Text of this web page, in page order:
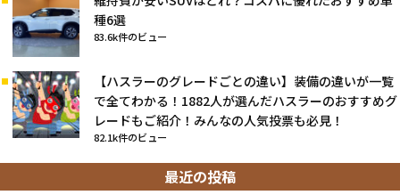
種6選
83.6k件のビュー
【ハスラーのグレードごとの違い】装備の違いが一覧
で全てわかる！1882人が選んだハスラーのおすすめグ
レードもご紹介！みんなの人気投票も必見！
82.1k件のビュー
最近の投稿